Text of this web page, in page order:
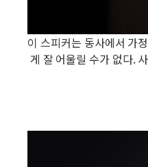
이 스피커는 동사에서 가
게 잘 어울릴 수가 없다.